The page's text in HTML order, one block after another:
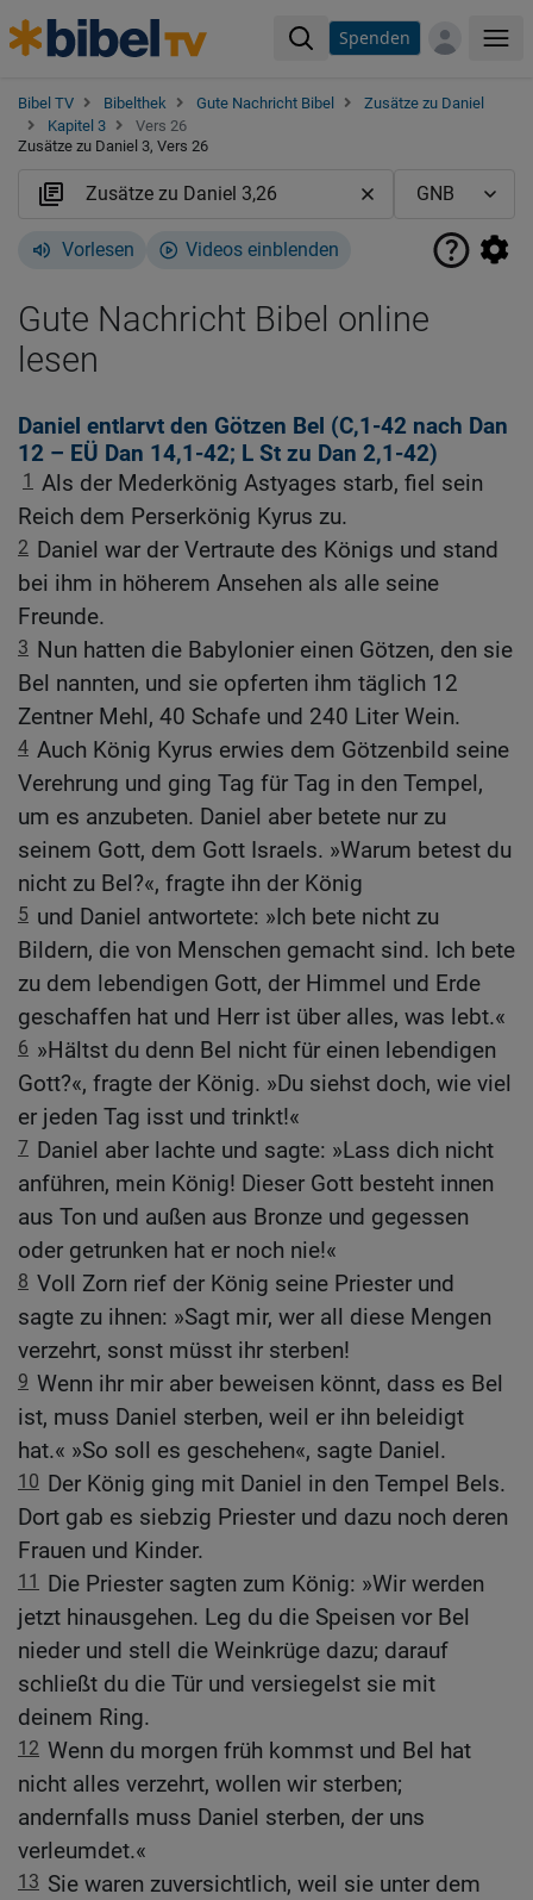
Spenden
Bibel TV Bibelthek Gute Nachricht Bibel
Zusätze zu Daniel
Kapitel 3
Vers 26
Zusätze zu Daniel 3, Vers 26
Vorlesen Videos einblenden
Gute Nachricht Bibel online
lesen
Daniel entlarvt den Götzen Bel (C,1-42 nach Dan
12 – EÜ Dan 14,1-42; L St zu Dan 2,1-42)
1 Als der Mederkönig Astyages starb, fiel sein
Reich dem Perserkönig Kyrus zu.
2 Daniel war der Vertraute des Königs und stand
bei ihm in höherem Ansehen als alle seine
Freunde.
3 Nun hatten die Babylonier einen Götzen, den sie
Bel nannten, und sie opferten ihm täglich 12
Zentner Mehl, 40 Schafe und 240 Liter Wein.
4 Auch König Kyrus erwies dem Götzenbild seine
Verehrung und ging Tag für Tag in den Tempel,
um es anzubeten. Daniel aber betete nur zu
seinem Gott, dem Gott Israels. »Warum betest du
nicht zu Bel?«, fragte ihn der König
5 und Daniel antwortete: »Ich bete nicht zu
Bildern, die von Menschen gemacht sind. Ich bete
zu dem lebendigen Gott, der Himmel und Erde
geschaffen hat und Herr ist über alles, was lebt.«
6 »Hältst du denn Bel nicht für einen lebendigen
Gott?«, fragte der König. »Du siehst doch, wie viel
er jeden Tag isst und trinkt!«
7 Daniel aber lachte und sagte: »Lass dich nicht
anführen, mein König! Dieser Gott besteht innen
aus Ton und außen aus Bronze und gegessen
oder getrunken hat er noch nie!«
8 Voll Zorn rief der König seine Priester und
sagte zu ihnen: »Sagt mir, wer all diese Mengen
verzehrt, sonst müsst ihr sterben!
9 Wenn ihr mir aber beweisen könnt, dass es Bel
ist, muss Daniel sterben, weil er ihn beleidigt
hat.« »So soll es geschehen«, sagte Daniel.
10 Der König ging mit Daniel in den Tempel Bels.
Dort gab es siebzig Priester und dazu noch deren
Frauen und Kinder.
11
Die Priester sagten zum König: »Wir werden
jetzt hinausgehen. Leg du die Speisen vor Bel
nieder und stell die Weinkrüge dazu; darauf
schließt du die Tür und versiegelst sie mit
deinem Ring.
12 Wenn du morgen früh kommst und Bel hat
nicht alles verzehrt, wollen wir sterben;
andernfalls muss Daniel sterben, der uns
verleumdet.«
13 Sie waren zuversichtlich, weil sie unter dem